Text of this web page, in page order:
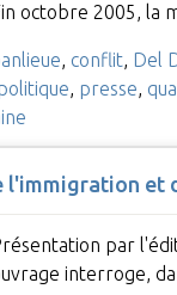
octobre 2005, la
, conflit, Del
, presse,
l'immigration et
par
interroge,